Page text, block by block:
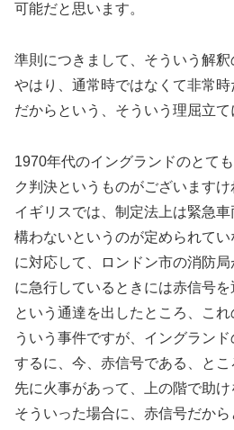
可能だと思います。
準則につきまして、そういう解釈
やはり、通常時ではなくて非常
だからという、そういう理屈立て
1970年代のイングランドのとて
ク判決というものがございます
イギリスでは、制定法上は緊急
構わないというのが定められて
に対応して、ロンドン市の消防
に急行しているときには赤信号
という通達を出したところ、こ
ういう事件ですが、イングラン
するに、今、赤信号である、とこ
先に火事があって、上の階で助け
そういった場合に、赤信号だか